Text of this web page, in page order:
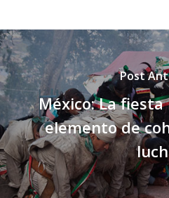
Post
México: La
elemento de